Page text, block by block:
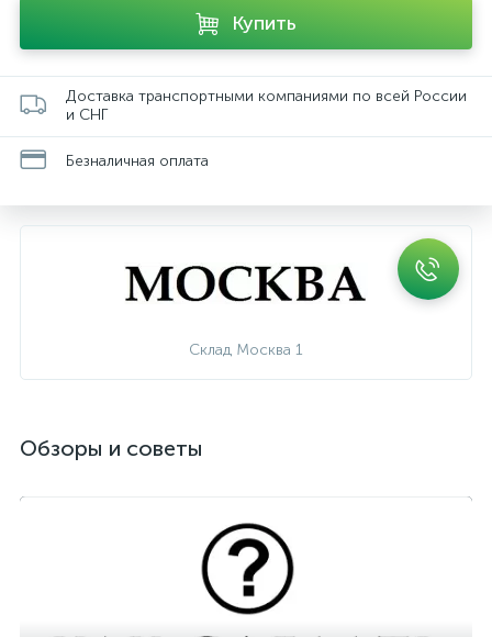
Купить
Доставка транспортными компаниями по всей России
и СНГ
Безналичная оплата
Склад Москва 1
Обзоры и советы